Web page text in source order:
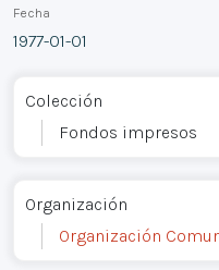
Fecha
1977-01-01
Colección
Fondos impresos
Organización
Organización